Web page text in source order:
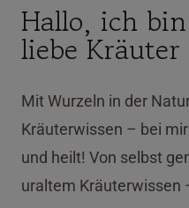
Hallo, ich
liebe Kräuter
Mit Wurzeln in der
Kräuterwissen – bei
und heilt! Von selbst
uraltem Kräuterwissen